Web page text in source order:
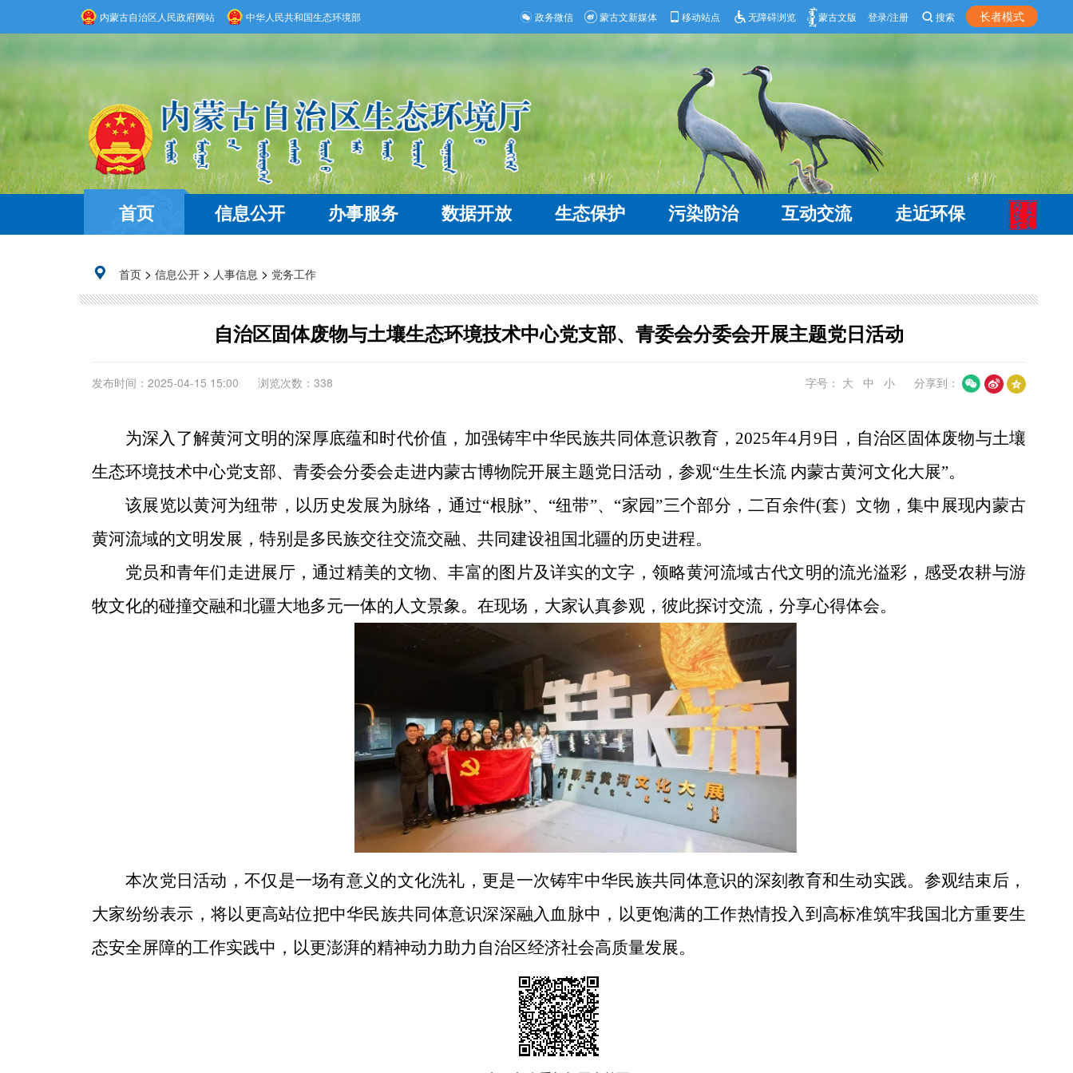
内蒙古自治区人民政府网站 中华人民共和国生态环境部 政务微信 蒙古文新媒体 移动站点 无障碍浏览 蒙古文版 登录/注册 搜索 长者模式
首页 信息公开 办事服务 数据开放 生态保护 污染防治 互动交流 走近环保
首页 > 信息公开 > 人事信息 > 党务工作
自治区固体废物与土壤生态环境技术中心党支部、青委会分委会开展主题党日活动
发布时间：2025-04-15 15:00 浏览次数：338 字号： 大 中 小 分享到：
为深入了解黄河文明的深厚底蕴和时代价值，加强铸牢中华民族共同体意识教育，2025年4月9日，自治区固体废物与土壤
生态环境技术中心党支部、青委会分委会走进内蒙古博物院开展主题党日活动，参观“生生长流 内蒙古黄河文化大展”。
该展览以黄河为纽带，以历史发展为脉络，通过“根脉”、“纽带”、“家园”三个部分，二百余件(套）文物，集中展现内蒙古
黄河流域的文明发展，特别是多民族交往交流交融、共同建设祖国北疆的历史进程。
党员和青年们走进展厅，通过精美的文物、丰富的图片及详实的文字，领略黄河流域古代文明的流光溢彩，感受农耕与游
牧文化的碰撞交融和北疆大地多元一体的人文景象。在现场，大家认真参观，彼此探讨交流，分享心得体会。
本次党日活动，不仅是一场有意义的文化洗礼，更是一次铸牢中华民族共同体意识的深刻教育和生动实践。参观结束后，
大家纷纷表示，将以更高站位把中华民族共同体意识深深融入血脉中，以更饱满的工作热情投入到高标准筑牢我国北方重要生
态安全屏障的工作实践中，以更澎湃的精神动力助力自治区经济社会高质量发展。